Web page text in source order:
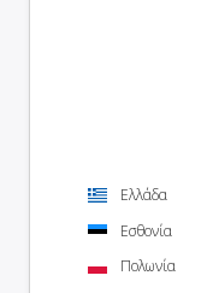
Ελλάδα
Εσθονία
Πολωνία